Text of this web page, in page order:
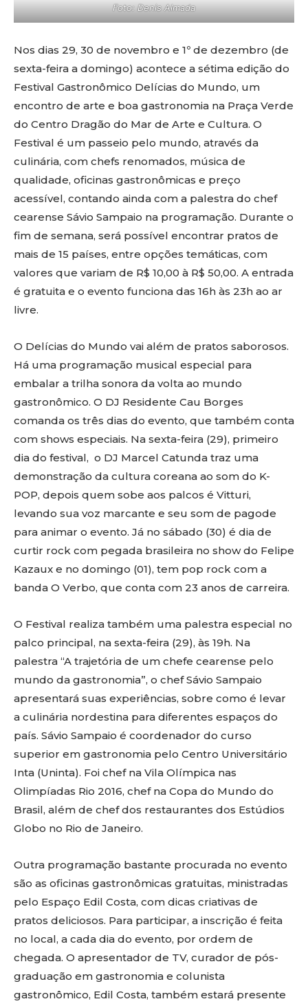
Foto: Denis Almada
Nos dias 29, 30 de novembro e 1º de dezembro (de
sexta-feira a domingo) acontece a sétima edição do
Festival Gastronômico Delícias do Mundo, um
encontro de arte e boa gastronomia na Praça Verde
do Centro Dragão do Mar de Arte e Cultura. O
Festival é um passeio pelo mundo, através da
culinária, com chefs renomados, música de
qualidade, oficinas gastronômicas e preço
acessível, contando ainda com a palestra do chef
cearense Sávio Sampaio na programação. Durante o
fim de semana, será possível encontrar pratos de
mais de 15 países, entre opções temáticas, com
valores que variam de R$ 10,00 à R$ 50,00. A entrada
é gratuita e o evento funciona das 16h às 23h ao ar
livre.
O Delícias do Mundo vai além de pratos saborosos.
Há uma programação musical especial para
embalar a trilha sonora da volta ao mundo
gastronômico. O DJ Residente Cau Borges
comanda os três dias do evento, que também conta
com shows especiais. Na sexta-feira (29), primeiro
dia do festival, o DJ Marcel Catunda traz uma
demonstração da cultura coreana ao som do K-
POP, depois quem sobe aos palcos é Vitturi,
levando sua voz marcante e seu som de pagode
para animar o evento. Já no sábado (30) é dia de
curtir rock com pegada brasileira no show do Felipe
Kazaux e no domingo (01), tem pop rock com a
banda O Verbo, que conta com 23 anos de carreira.
O Festival realiza também uma palestra especial no
palco principal, na sexta-feira (29), às 19h. Na
palestra “A trajetória de um chefe cearense pelo
mundo da gastronomia”, o chef Sávio Sampaio
apresentará suas experiências, sobre como é levar
a culinária nordestina para diferentes espaços do
país. Sávio Sampaio é coordenador do curso
superior em gastronomia pelo Centro Universitário
Inta (Uninta). Foi chef na Vila Olímpica nas
Olimpíadas Rio 2016, chef na Copa do Mundo do
Brasil, além de chef dos restaurantes dos Estúdios
Globo no Rio de Janeiro.
Outra programação bastante procurada no evento
são as oficinas gastronômicas gratuitas, ministradas
pelo Espaço Edil Costa, com dicas criativas de
pratos deliciosos. Para participar, a inscrição é feita
no local, a cada dia do evento, por ordem de
chegada. O apresentador de TV, curador de pós-
graduação em gastronomia e colunista
gastronômico, Edil Costa, também estará presente